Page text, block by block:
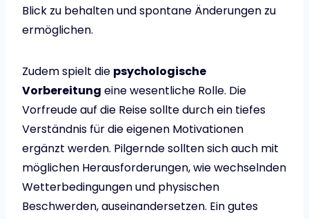
Blick zu behalten und spontane Änderungen zu
ermöglichen.
Zudem spielt die psychologische
Vorbereitung eine wesentliche Rolle. Die
Vorfreude auf die Reise sollte durch ein tiefes
Verständnis für die eigenen Motivationen
ergänzt werden. Pilgernde sollten sich auch mit
möglichen Herausforderungen, wie wechselnden
Wetterbedingungen und physischen
Beschwerden, auseinandersetzen. Ein gutes